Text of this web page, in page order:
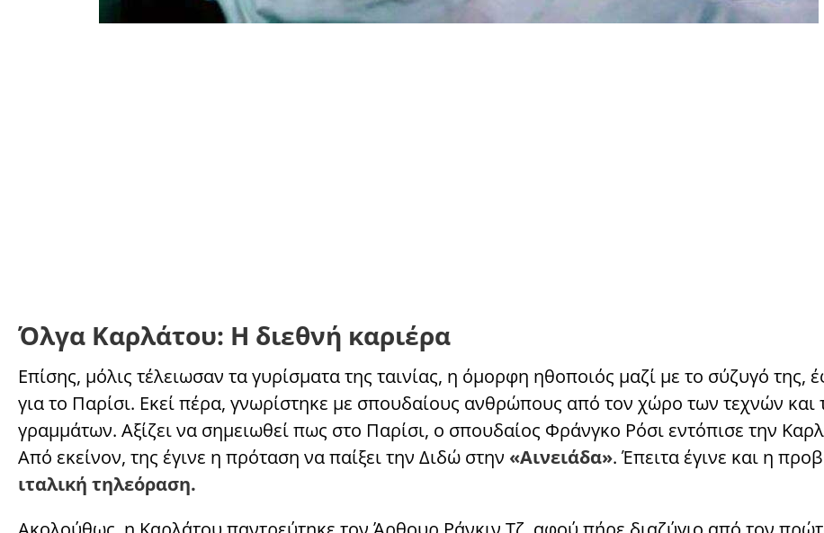
Όλγα Καρλάτου: Η διεθνή καριέρα
Επίσης, μόλις τέλειωσαν τα γυρίσματα της ταινίας, η όμορφη ηθοποιός μαζί με το σύζυγό της,
για το Παρίσι. Εκεί πέρα, γνωρίστηκε με σπουδαίους ανθρώπους από τον χώρο των τεχνών και
γραμμάτων. Αξίζει να σημειωθεί πως στο Παρίσι, ο σπουδαίος Φράνγκο Ρόσι εντόπισε την
Από εκείνον, της έγινε η πρόταση να παίξει την Διδώ στην «Αινειάδα». Έπειτα έγινε και η
ιταλική τηλεόραση.